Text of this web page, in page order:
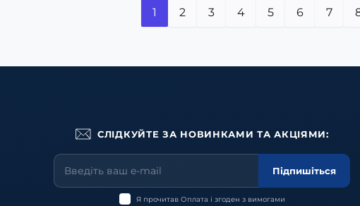
1 2 3 4 5 6 7
СЛІДКУЙТЕ ЗА НОВИНКАМИ ТА АКЦІЯМИ:
Підпишіться
Я прочитав Оплата і згоден з вимогами